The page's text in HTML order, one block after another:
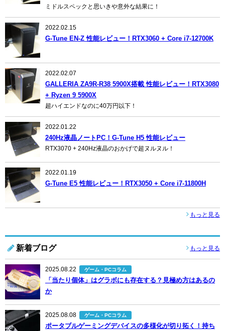
ミドルスペックと思いきや意外な結果に！
2022.02.15
G-Tune EN-Z 性能レビュー！RTX3060 + Core i7-12700K
2022.02.07
GALLERIA ZA9R-R38 5900X搭載 性能レビュー！RTX3080
+ Ryzen 9 5900X
超ハイエンドなのに40万円以下！
2022.01.22
240Hz液晶ノートPC！G-Tune H5 性能レビュー
RTX3070 + 240Hz液晶のおかげで超ヌルヌル！
2022.01.19
G-Tune E5 性能レビュー！RTX3050 + Core i7-11800H
もっと見る
新着ブログ もっと見る
2025.08.22 ゲーム・PCコラム
「当たり個体」はグラボにも存在する？見極め方はあるの
か
2025.08.08 ゲーム・PCコラム
ポータブルゲーミングデバイスの多様化が切り拓く！持ち